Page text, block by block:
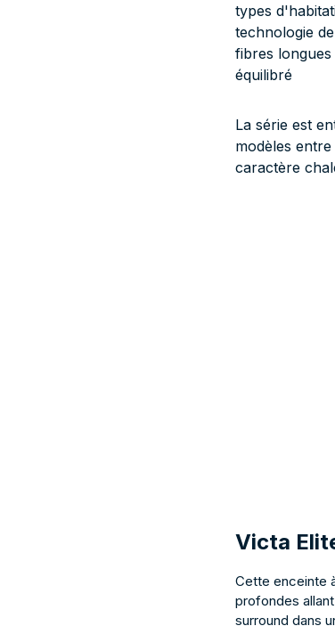
types
technologie
fibres
équilibré
La série est
modèles
caractère
Victa
Cette enceinte
profondes
surround dans